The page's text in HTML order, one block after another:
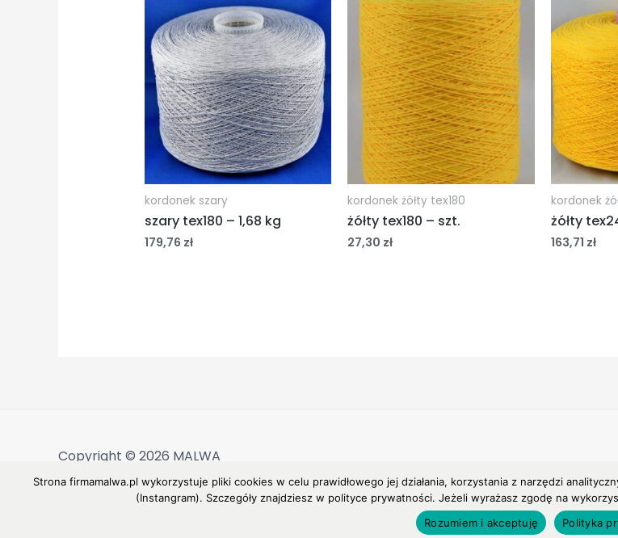
kordonek szary
szary tex180 – 1,68 kg
179,76 zł
kordonek żółty tex180
żółty tex180 – szt.
27,30 zł
kordonek
żółty
163,71 zł
Copyright © 2026 MALWA
Strona firmamalwa.pl wykorzystuje pliki cookies w celu prawidłowego jej działania, korzystania z narzędzi
(Instangram). Szczegóły znajdziesz w polityce prywatności. Jeżeli wyrażasz zgodę na
Rozumiem i akceptuję
Polityka